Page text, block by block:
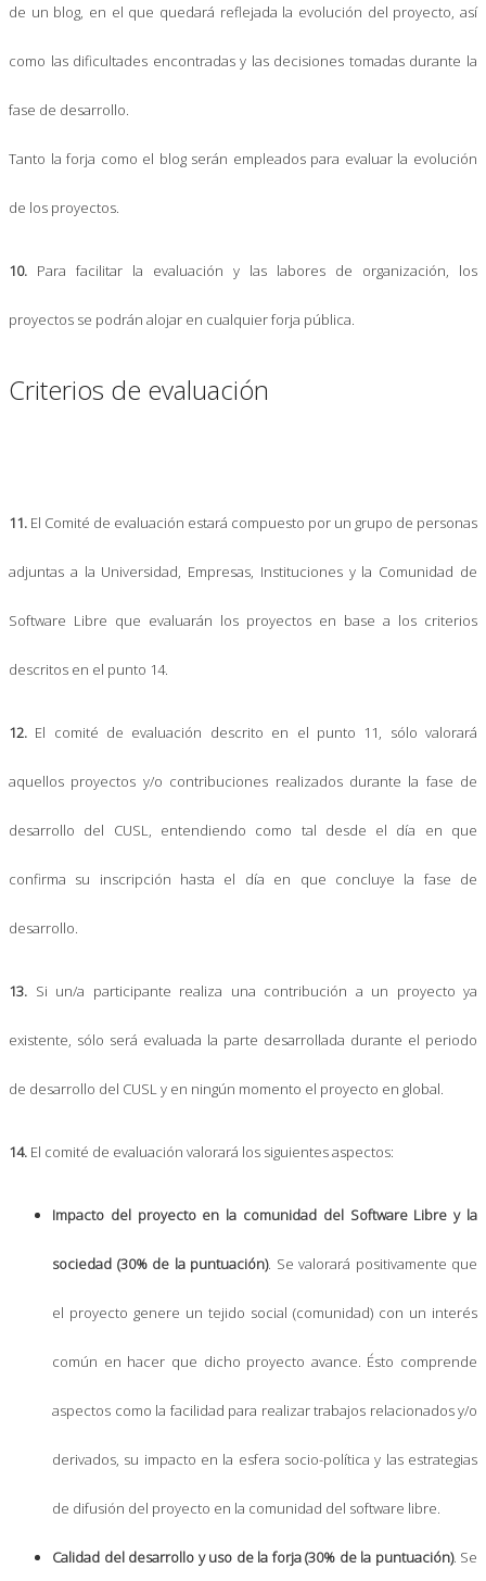
de un blog, en el que quedará reflejada la evolución del proyecto, así
como las dificultades encontradas y las decisiones tomadas durante la
fase de desarrollo.
Tanto la forja como el blog serán empleados para evaluar la evolución
de los proyectos.
10. Para facilitar la evaluación y las labores de organización, los
proyectos se podrán alojar en cualquier forja pública.
Criterios de evaluación
11. El Comité de evaluación estará compuesto por un grupo de personas
adjuntas a la Universidad, Empresas, Instituciones y la Comunidad de
Software Libre que evaluarán los proyectos en base a los criterios
descritos en el punto 14.
12. El comité de evaluación descrito en el punto 11, sólo valorará
aquellos proyectos y/o contribuciones realizados durante la fase de
desarrollo del CUSL, entendiendo como tal desde el día en que
confirma su inscripción hasta el día en que concluye la fase de
desarrollo.
13. Si un/a participante realiza una contribución a un proyecto ya
existente, sólo será evaluada la parte desarrollada durante el periodo
de desarrollo del CUSL y en ningún momento el proyecto en global.
14. El comité de evaluación valorará los siguientes aspectos:
Impacto del proyecto en la comunidad del Software Libre y la
sociedad (30% de la puntuación). Se valorará positivamente que
el proyecto genere un tejido social (comunidad) con un interés
común en hacer que dicho proyecto avance. Ésto comprende
aspectos como la facilidad para realizar trabajos relacionados y/o
derivados, su impacto en la esfera socio-política y las estrategias
de difusión del proyecto en la comunidad del software libre.
Calidad del desarrollo y uso de la forja (30% de la puntuación). Se